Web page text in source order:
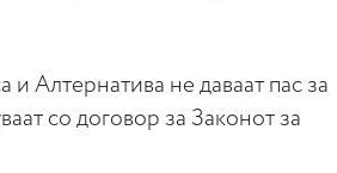
Алтернатива не даваат пас за
со договор за Законот за